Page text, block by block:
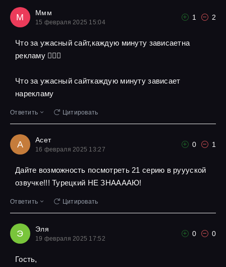
М Ммм
15 февраля 2025 15:04
1 2
Что за ужасный сайт,каждую минуту зависаетна
рекламу 🤦🏾‍♀️
Что за ужасный сайткаждую минуту зависает
нарекламу
Ответить Цитировать
А Асет
16 февраля 2025 13:27
0 1
Дайте возможность посмотреть 21 серию в руууской
озвучке!!! Турецкий НЕ ЗНААААЮ!
Ответить Цитировать
Э Эля
19 февраля 2025 17:52
0 0
Гость,